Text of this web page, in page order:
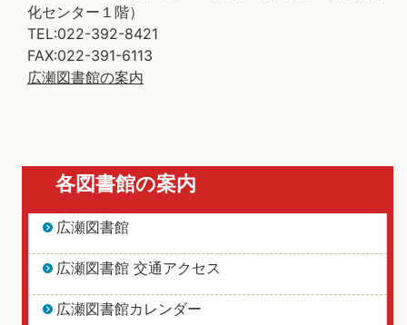
化センター１階）
TEL:022-392-8421
FAX:022-391-6113
広瀬図書館の案内
各図書館の案内
広瀬図書館
広瀬図書館 交通アクセス
広瀬図書館カレンダー